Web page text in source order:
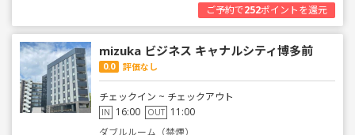
ご予約で252ポイントを還元
mizuka ビジネス キャナルシティ博多前
0.0 評価なし
チェックイン ~ チェックアウト
IN 16:00 OUT 11:00